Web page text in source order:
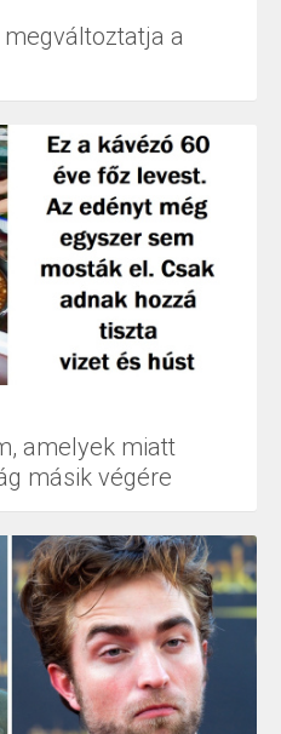
megváltoztatja a
amelyek miatt
másik végére